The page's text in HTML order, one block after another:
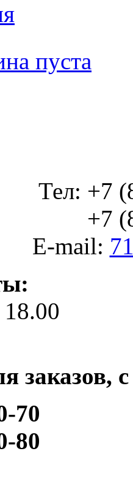
пуста
Тел: +7
+7
E-mail:
заказов,
70
80